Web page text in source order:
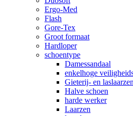
Ergo-Med
Flash
Gore-Tex
Groot formaat
Hardloper
schoentype
Damessandaal
enkelhoge
Gieterij- en laslaarzen
Halve schoen
harde werker
Laarzen